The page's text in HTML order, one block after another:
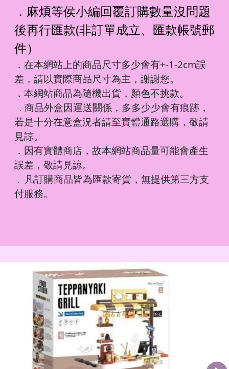
．麻煩等侯小編回覆訂購數量沒問題
後再行匯款(非訂單成立、匯款帳號郵
件）
．在本網站上的商品尺寸多少會有+-1-2cm誤
差，請以實際商品尺寸為主，謝謝您。
．本網站商品為隨機出貨，顏色不挑款。
． 商品外盒因運送關係，多多少少會有痕跡，
若是十分在意盒況者請至實體通路選購，敬請
見諒。
．因有實體商店，故本網站商品量可能會產生
誤差，敬請見諒。
． 凡訂購商品皆為匯款寄貨，無提供第三方支
付服務。